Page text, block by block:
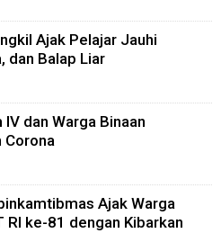
Ajak Pelajar Jauhi
dan Balap Liar
dan Warga Binaan
Corona
Ajak Warga
RI ke-81 dengan Kibarkan